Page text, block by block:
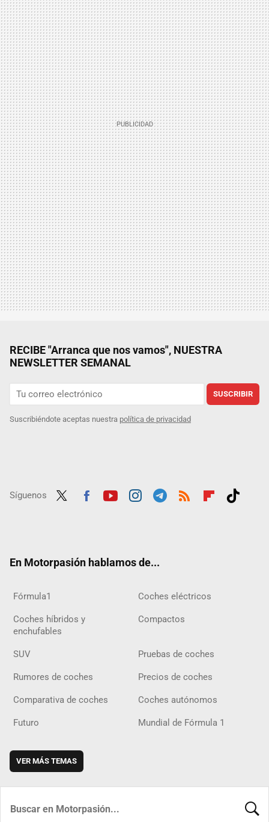
RECIBE "Arranca que nos vamos", NUESTRA
NEWSLETTER SEMANAL
SUSCRIBIR
Suscribiéndote aceptas nuestra política de privacidad
Síguenos
En Motorpasión hablamos de...
Fórmula1 Coches eléctricos
Coches híbridos y
enchufables
Compactos
SUV Pruebas de coches
Rumores de coches Precios de coches
Comparativa de coches Coches autónomos
Futuro Mundial de Fórmula 1
VER MÁS TEMAS